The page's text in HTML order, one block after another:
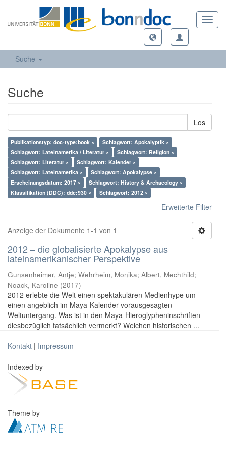
Suche
Suche
Los
Publikationstyp: doc-type:book ×
Schlagwort: Apokalyptik ×
Schlagwort: Lateinamerika / Literatur ×
Schlagwort: Religion ×
Schlagwort: Literatur ×
Schlagwort: Kalender ×
Schlagwort: Lateinamerika ×
Schlagwort: Apokalypse ×
Erscheinungsdatum: 2017 ×
Schlagwort: History & Archaeology ×
Klassifikation (DDC): ddc:930 ×
Schlagwort: 2012 ×
Erweiterte Filter
Anzeige der Dokumente 1-1 von 1
2012 – die globalisierte Apokalypse aus
lateinamerikanischer Perspektive
Gunsenheimer, Antje; Wehrheim, Monika; Albert, Mechthild;
Noack, Karoline (2017)
2012 erlebte die Welt einen spektakulären Medienhype um
einen angeblich im Maya-Kalender vorausgesagten
Weltuntergang. Was ist in den Maya-Hieroglypheninschriften
diesbezüglich tatsächlich vermerkt? Welchen historischen ...
Kontakt | Impressum
Indexed by
Theme by